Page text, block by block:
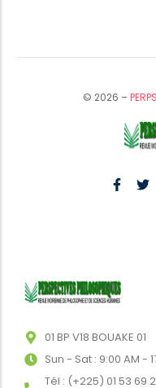
© 2026 –
01 BP V18 BOUAKE 01
Sun - Sat : 9:00 AM -
Tél : (+225) 01 53 69